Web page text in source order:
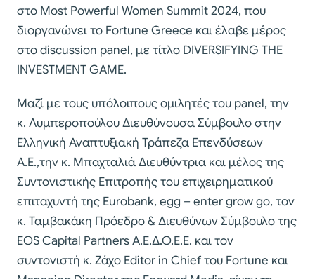
στο Most Powerful Women Summit 2024, που
διοργανώνει το Fortune Greece και έλαβε μέρος
στο discussion panel, με τίτλο DIVERSIFYING THE
INVESTMENT GAME.
Μαζί με τους υπόλοιπους ομιλητές του panel, την
κ. Λυμπεροπούλου Διευθύνουσα Σύμβουλο στην
Ελληνική Αναπτυξιακή Τράπεζα Επενδύσεων
A.E.,την κ. Μπαχταλιά Διευθύντρια και μέλος της
Συντονιστικής Επιτροπής του επιχειρηματικού
επιταχυντή της Eurobank, egg – enter grow go, τον
κ. Ταμβακάκη Πρόεδρο & Διευθύνων Σύμβουλο της
EOS Capital Partners Α.Ε.Δ.Ο.Ε.Ε. και τον
συντονιστή κ. Ζάχο Editor in Chief του Fortune και